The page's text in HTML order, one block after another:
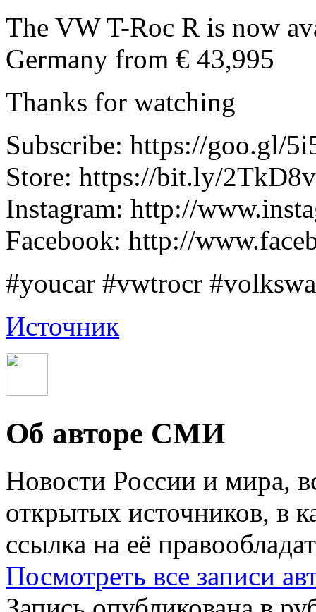
The VW T-Roc R is now
Germany from € 43,995
Thanks for watching
Subscribe: https://goo.gl/
Store: https://bit.ly/
Instagram: http://
Facebook: http://
#youcar #vwtrocr
Источник
Об авторе СМИ
Новости России и мира,
открытых источников, в
ссылка на её
Посмотреть все записи